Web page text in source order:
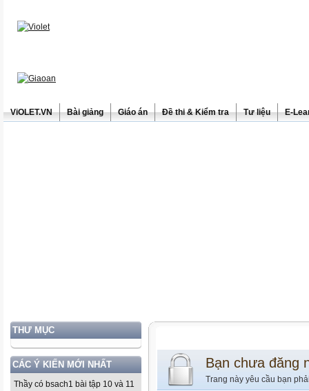
ViOLET.VN Bài giảng Giáo án Đề thi & Kiểm tra Tư liệu E-
THƯ MỤC
CÁC Ý KIẾN MỚI NHẤT
Thầy có bsach1 bài tập 10 và 11
Bạn chưa đăng
Trang này yêu cầu bạn